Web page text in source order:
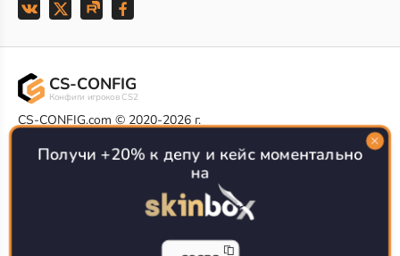
CS-CONFIG
Конфиги игроков CS2
CS-CONFIG.com © 2020-2026 г.
РЕКЛАМА НА САЙТЕ
Все доступные варианты размещения
Согласие на обработку данных
О CS-CONFIG.COM
Получи +20% к депу и кейс моментально
на